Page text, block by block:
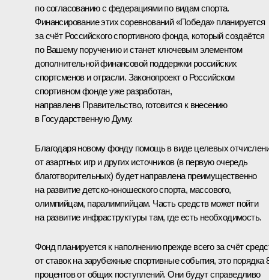
по согласованию с федерациями по видам спорта.
Финансирование этих соревнований «Победа» планируется
за счёт Российского спортивного фонда, который создаётся
по Вашему поручению и станет ключевым элементом
дополнительной финансовой поддержки российских
спортсменов и отрасли. Законопроект о Российском
спортивном фонде уже разработан,
направленв Правительство, готовится к внесению
в Государственную Думу.
Благодаря новому фонду помощь в виде целевых
от азартных игр и других источников (в первую очередь
благотворительных) будет направлена преимущественно
на развитие детско-юношеского спорта, массового,
олимпийцам, паралимпийцам. Часть средств может пойти
на развитие инфраструктуры там, где есть необходимость.
Фонд планируется к наполнению прежде всего за счёт
от ставок на зарубежные спортивные события, это порядка
процентов от общих поступлений. Они будут справедливо